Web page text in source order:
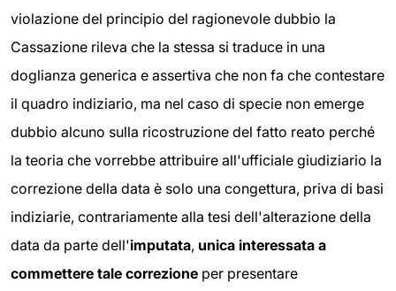
violazione del principio del ragionevole dubbio la
Cassazione rileva che la stessa si traduce in una
doglianza generica e assertiva che non fa che contestare
il quadro indiziario, ma nel caso di specie non emerge
dubbio alcuno sulla ricostruzione del fatto reato perché
la teoria che vorrebbe attribuire all'ufficiale giudiziario la
correzione della data è solo una congettura, priva di basi
indiziarie, contrariamente alla tesi dell'alterazione della
data da parte dell'imputata, unica interessata a
commettere tale correzione per presentare